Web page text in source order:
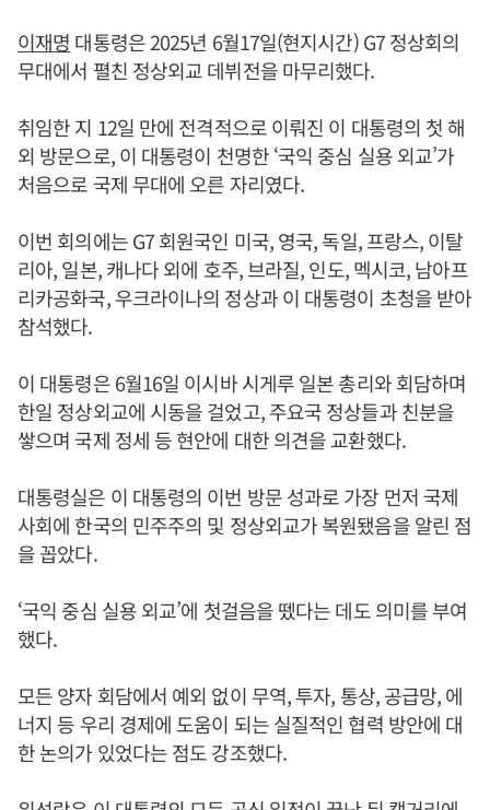
이재명 대통령은 2025년 6월17일(현지시간) G7 정상회의
무대에서 펼친 정상외교 데뷔전을 마무리했다.
취임한 지 12일 만에 전격적으로 이뤄진 이 대통령의 첫 해
외 방문으로, 이 대통령이 천명한 ‘국익 중심 실용 외교’가
처음으로 국제 무대에 오른 자리였다.
이번 회의에는 G7 회원국인 미국, 영국, 독일, 프랑스, 이탈
리아, 일본, 캐나다 외에 호주, 브라질, 인도, 멕시코, 남아프
리카공화국, 우크라이나의 정상과 이 대통령이 초청을 받아
참석했다.
이 대통령은 6월16일 이시바 시게루 일본 총리와 회담하며
한일 정상외교에 시동을 걸었고, 주요국 정상들과 친분을
쌓으며 국제 정세 등 현안에 대한 의견을 교환했다.
대통령실은 이 대통령의 이번 방문 성과로 가장 먼저 국제
사회에 한국의 민주주의 및 정상외교가 복원됐음을 알린 점
을 꼽았다.
‘국익 중심 실용 외교’에 첫걸음을 뗐다는 데도 의미를 부여
했다.
모든 양자 회담에서 예외 없이 무역, 투자, 통상, 공급망, 에
너지 등 우리 경제에 도움이 되는 실질적인 협력 방안에 대
한 논의가 있었다는 점도 강조했다.